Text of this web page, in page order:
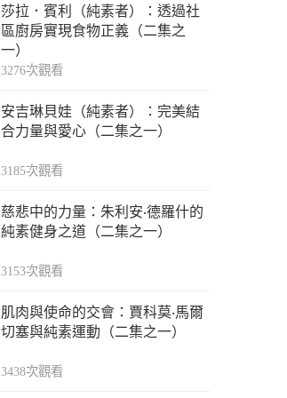
莎拉．賓利（純素者）：透過社
區廚房實現食物正義（二集之
一）
3276次觀看
安吉琳貝娃（純素者）：完美結
合力量與愛心（二集之一）
3185次觀看
慈悲中的力量：朱利安‧德羅什的
純素健身之道（二集之一）
3153次觀看
肌肉與使命的交會：賈科莫‧馬爾
切塞與純素運動（二集之一）
3438次觀看